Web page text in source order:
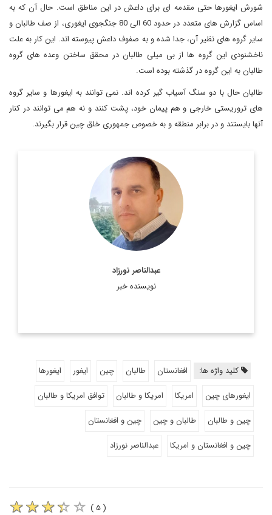
شورش ایغورها حتی مقدمه ای برای داعش در این مناطق است. حال آن که به
اساس گزارش های متعدد در حدود 60 الی 80 جنگجوی ایغوری، از صف طالبان و
سایر گروه های نظیر آن، جدا شده و به صفوف داعش پیوسته اند. این کار به علت
ناخشنودی این گروه ها از بی میلی طالبان در محقق ساختن وعده های گروه
طالبان به این گروه در گذشته بوده است.
طالبان حال با دو سنگ آسیاب گیر کرده اند. نمی توانند به ایغورها و سایر گروه
های تروریستی خارجی و هم پیمان خود، پشت کنند و نه هم می توانند در کنار
آنها بایستند و در برابر منطقه و به خصوص جمهوری خلق چین قرار بگیرند.
عبدالناصر نورزاد
نویسنده خبر
استاد پیشین دانشگاه کابل
اطلاعات بیشتر
کلید واژه ها: افغانستان طالبان چین ایغور
ایغورها
ایغورهای چین
امریکا امریکا و طالبان
توافق امریکا و طالبان
چین و طالبان
طالبان و چین
چین و افغانستان
چین و افغانستان و امریکا
عبدالناصر نورزاد
( ۵ )